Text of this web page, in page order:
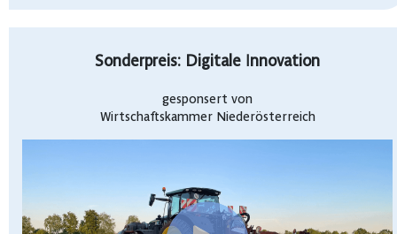
Sonderpreis: Digitale Innovation
gesponsert von
Wirtschaftskammer Niederösterreich